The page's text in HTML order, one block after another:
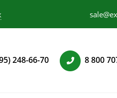
248-66-70 8 800